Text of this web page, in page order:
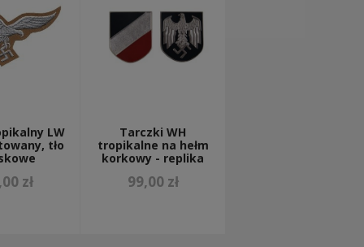
LW
tło
zł
Tarczki WH
tropikalne na hełm
korkowy - replika
99,00 zł